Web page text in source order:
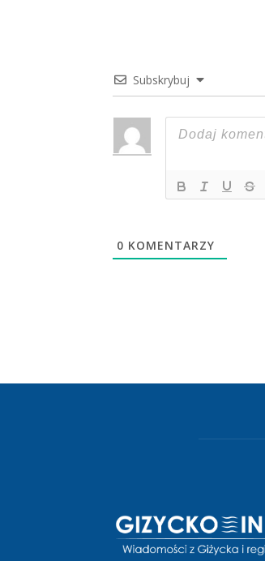
Subskrybuj
0 KOMENTARZY